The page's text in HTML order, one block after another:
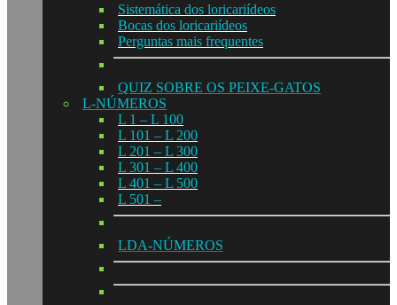
Sistemática dos loricariídeos
Bocas dos loricariídeos
Perguntas mais frequentes
QUIZ SOBRE OS PEIXE-GATOS
L-NÚMEROS
L 1 – L 100
L 101 – L 200
L 201 – L 300
L 301 – L 400
L 401 – L 500
L 501 –
LDA-NÚMEROS